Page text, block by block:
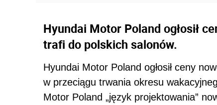
Hyundai Motor Poland ogłosił
trafi do polskich salonów.
Hyundai Motor Poland ogłosił ceny
w przeciągu trwania okresu
Motor Poland „język projektowania”